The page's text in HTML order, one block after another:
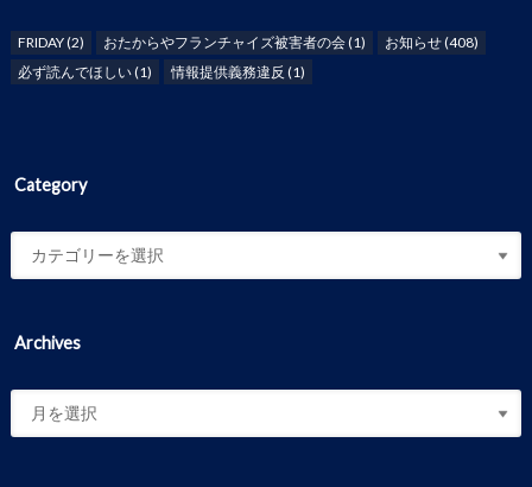
FRIDAY(2) おたからやフランチャイズ被害者の会(1) お知らせ(408)
必ず読んでほしい(1) 情報提供義務違反 (1)
Category
Archives